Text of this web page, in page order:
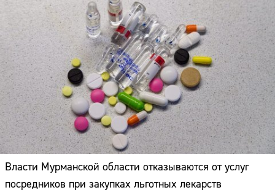
Власти Мурманской области отказываются от услуг
посредников при закупках льготных лекарств